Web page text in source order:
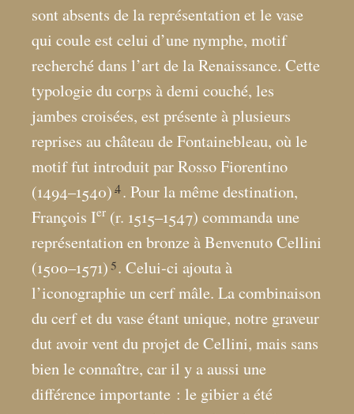
sont absents de la représentation et le vase
qui coule est celui d’une nymphe, motif
recherché dans l’art de la Renaissance. Cette
typologie du corps à demi couché, les
jambes croisées, est présente à plusieurs
reprises au château de Fontainebleau, où le
motif fut introduit par Rosso Fiorentino
(1494–1540) 4 . Pour la même destination,
François Ier (r. 1515–1547) commanda une
représentation en bronze à Benvenuto Cellini
(1500–1571) 5. Celui-ci ajouta à
l’iconographie un cerf mâle. La combinaison
du cerf et du vase étant unique, notre graveur
dut avoir vent du projet de Cellini, mais sans
bien le connaître, car il y a aussi une
différence importante : le gibier a été